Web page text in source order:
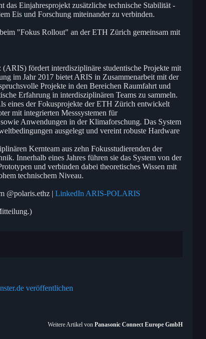
Einjahresprojekt zusätzliche technische Stabilität -
Eis und Forschung miteinander zu verbinden.
"Fokus Rollout" an der ETH Zürich gemeinsam mit
fördert interdisziplinäre studentische Projekte mit
im Jahr 2017 bietet ARIS in Zusammenarbeit mit der
Projekte in den Bereichen Raumfahrt und
Erfahrung in interdisziplinären Teams zu sammeln.
eines der Fokusprojekte der ETH Zürich entwickelt
mit integrierten Messsystemen für
Anwendungen in der Klimaforschung. Das System
ausgelegt und vereint robuste Hardware
Kernteam aus zehn Fokusstudierenden der
Innerhalb eines Jahres führen sie das System von der
und verbinden dabei theoretisches Wissen mit
technischem Niveau.
@polaris.ethz | LinkedIn ARIS-POLARIS
veröffentlichen
Weitere Artikel von Panasonic Connect Europe GmbH